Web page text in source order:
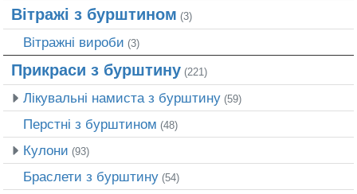
Вітражі з бурштином (3)
Вітражні вироби (3)
Прикраси з бурштину (221)
Лікувальні намиста з бурштину (59)
Перстні з бурштином (48)
Кулони (93)
Браслети з бурштину (54)